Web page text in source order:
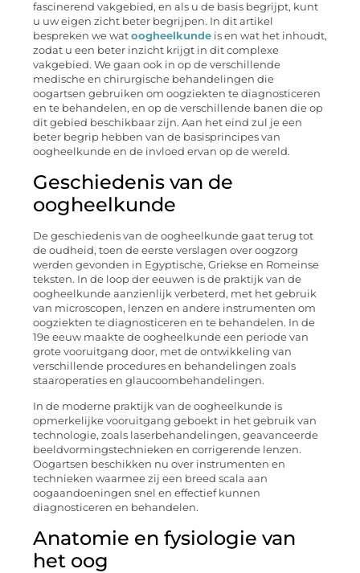
fascinerend vakgebied, en als u de basis begrijpt, kunt
u uw eigen zicht beter begrijpen. In dit artikel
bespreken we wat oogheelkunde is en wat het inhoudt,
zodat u een beter inzicht krijgt in dit complexe
vakgebied. We gaan ook in op de verschillende
medische en chirurgische behandelingen die
oogartsen gebruiken om oogziekten te diagnosticeren
en te behandelen, en op de verschillende banen die op
dit gebied beschikbaar zijn. Aan het eind zul je een
beter begrip hebben van de basisprincipes van
oogheelkunde en de invloed ervan op de wereld.
Geschiedenis van de
oogheelkunde
De geschiedenis van de oogheelkunde gaat terug tot
de oudheid, toen de eerste verslagen over oogzorg
werden gevonden in Egyptische, Griekse en Romeinse
teksten. In de loop der eeuwen is de praktijk van de
oogheelkunde aanzienlijk verbeterd, met het gebruik
van microscopen, lenzen en andere instrumenten om
oogziekten te diagnosticeren en te behandelen. In de
19e eeuw maakte de oogheelkunde een periode van
grote vooruitgang door, met de ontwikkeling van
verschillende procedures en behandelingen zoals
staaroperaties en glaucoombehandelingen.
In de moderne praktijk van de oogheelkunde is
opmerkelijke vooruitgang geboekt in het gebruik van
technologie, zoals laserbehandelingen, geavanceerde
beeldvormingstechnieken en corrigerende lenzen.
Oogartsen beschikken nu over instrumenten en
technieken waarmee zij een breed scala aan
oogaandoeningen snel en effectief kunnen
diagnosticeren en behandelen.
Anatomie en fysiologie van
het oog